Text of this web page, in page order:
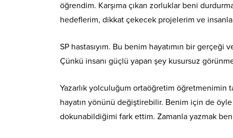
öğrendim. Karşıma çıkan zorluklar beni
hedeflerim, dikkat çekecek projelerim ve
SP hastasıyım. Bu benim hayatımın bir
Çünkü insanı güçlü yapan şey kusursuz
Yazarlık yolculuğum ortaöğretim öğretmenimin
hayatın yönünü değiştirebilir. Benim için de
dokunabildiğimi fark ettim. Zamanla yazmak